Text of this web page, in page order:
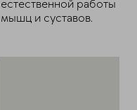
естественной работы
мышц и суставов.